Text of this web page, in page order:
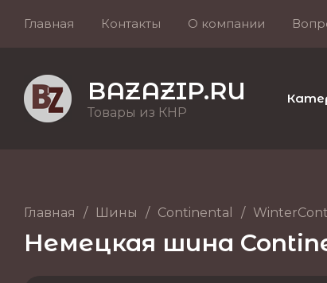
Главная Контакты О компании
BAZAZIP.RU
Товары из КНР
Главная / Шины / Continental /
Немецкая шина